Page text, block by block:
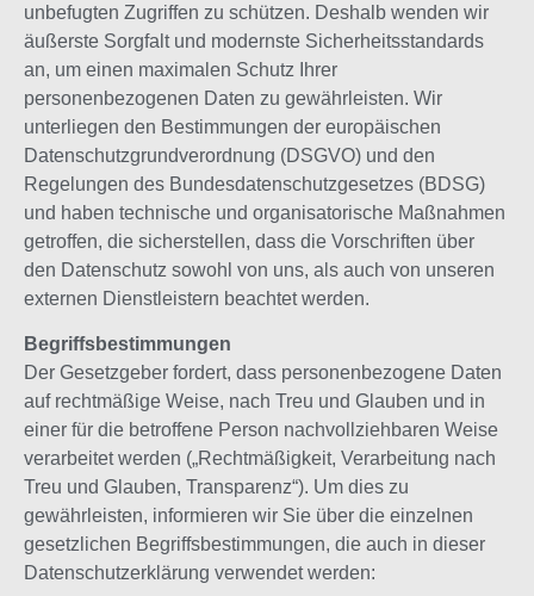
unbefugten Zugriffen zu schützen. Deshalb wenden wir
äußerste Sorgfalt und modernste Sicherheitsstandards
an, um einen maximalen Schutz Ihrer
personenbezogenen Daten zu gewährleisten. Wir
unterliegen den Bestimmungen der europäischen
Datenschutzgrundverordnung (DSGVO) und den
Regelungen des Bundesdatenschutzgesetzes (BDSG)
und haben technische und organisatorische Maßnahmen
getroffen, die sicherstellen, dass die Vorschriften über
den Datenschutz sowohl von uns, als auch von unseren
externen Dienstleistern beachtet werden.
Begriffsbestimmungen
Der Gesetzgeber fordert, dass personenbezogene Daten
auf rechtmäßige Weise, nach Treu und Glauben und in
einer für die betroffene Person nachvollziehbaren Weise
verarbeitet werden („Rechtmäßigkeit, Verarbeitung nach
Treu und Glauben, Transparenz“). Um dies zu
gewährleisten, informieren wir Sie über die einzelnen
gesetzlichen Begriffsbestimmungen, die auch in dieser
Datenschutzerklärung verwendet werden: